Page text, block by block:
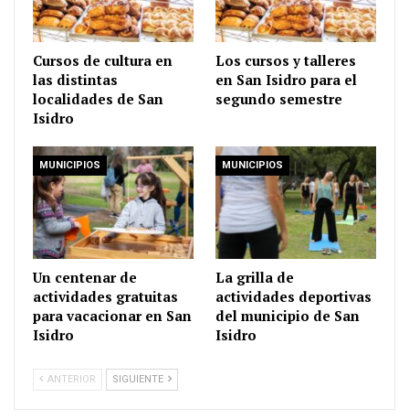
Cursos de cultura en
las distintas
localidades de San
Isidro
Los cursos y talleres
en San Isidro para el
segundo semestre
MUNICIPIOS
Un centenar de
actividades gratuitas
para vacacionar en San
Isidro
MUNICIPIOS
La grilla de
actividades deportivas
del municipio de San
Isidro
ANTERIOR SIGUIENTE